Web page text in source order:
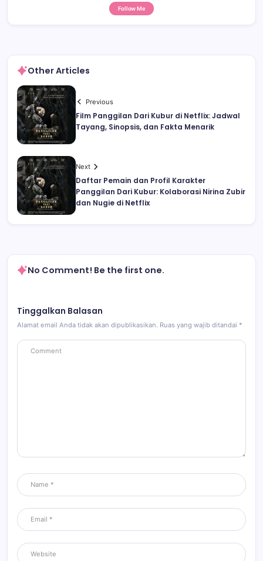
Follow Me
Other Articles
Previous
Film Panggilan Dari Kubur di Netflix: Jadwal
Tayang, Sinopsis, dan Fakta Menarik
Next
Daftar Pemain dan Profil Karakter
Panggilan Dari Kubur: Kolaborasi Nirina Zubir
dan Nugie di Netflix
No Comment! Be the first one.
Tinggalkan Balasan
Alamat email Anda tidak akan dipublikasikan. Ruas yang wajib ditandai *